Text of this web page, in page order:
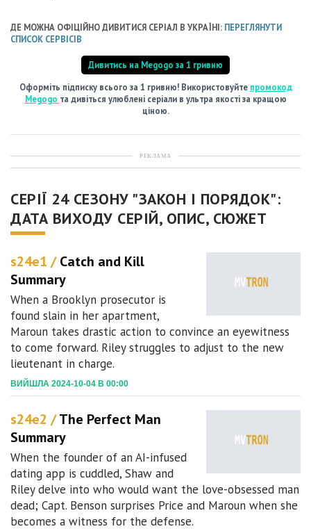
ДЕ МОЖНА ОФІЦІЙНО ДИВИТИСЯ СЕРІАЛ В УКРАЇНІ: ПЕРЕГЛЯНУТИ
СПИСОК СЕРВІСІВ
Дивитись на Megogo за 1 гривню
Оформіть підписку всього за 1 гривню! Використовуйте промокод
Megogo та дивіться улюблені серіали в ультра якості за кращою
ціною.
РЕКЛАМА
СЕРІЇ 24 СЕЗОНУ "ЗАКОН І ПОРЯДОК":
ДАТА ВИХОДУ СЕРІЙ, ОПИС, СЮЖЕТ
s24e1 /Catch and Kill
Summary
When a Brooklyn prosecutor is
found slain in her apartment,
Maroun takes drastic action to convince an eyewitness
to come forward. Riley struggles to adjust to the new
lieutenant in charge.
ВИЙШЛА 2024-10-04 В 00:00
s24e2 /The Perfect Man
Summary
When the founder of an AI-infused
dating app is cuddled, Shaw and
Riley delve into who would want the love-obsessed man
dead; Capt. Benson surprises Price and Maroun when she
becomes a witness for the defense.